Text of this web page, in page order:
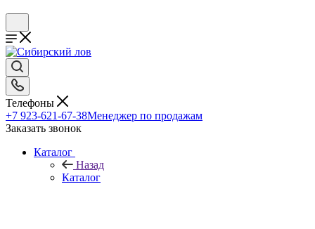
Телефоны
+7 923-621-67-38Менеджер по продажам
Заказать звонок
Каталог
Назад
Каталог